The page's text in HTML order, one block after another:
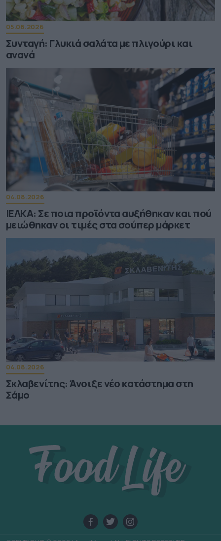
05.08.2026
Συνταγή: Γλυκιά σαλάτα με πλιγούρι και
ανανά
04.08.2026
ΙΕΛΚΑ: Σε ποια προϊόντα αυξήθηκαν και πού
μειώθηκαν οι τιμές στα σούπερ μάρκετ
04.08.2026
Σκλαβενίτης: Άνοιξε νέο κατάστημα στη
Σάμο